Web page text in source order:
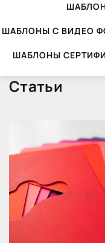
ШАБЛОНЫ С ВИДЕО
ШАБЛОНЫ
Статьи